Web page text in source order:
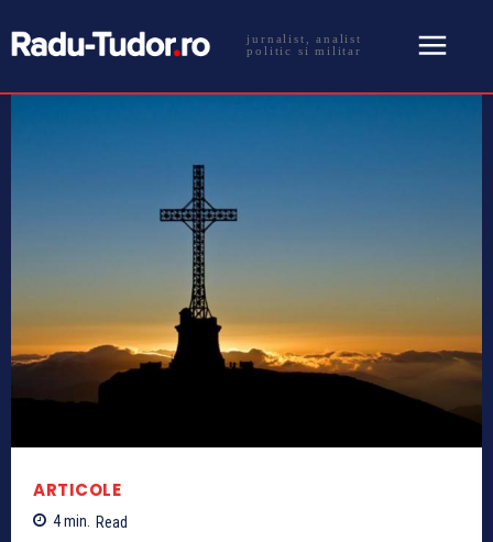
jurnalist, analist
politic si militar
ARTICOLE
4min. Read